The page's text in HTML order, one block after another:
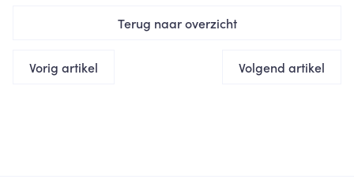
Terug naar overzicht
Vorig artikel Volgend artikel